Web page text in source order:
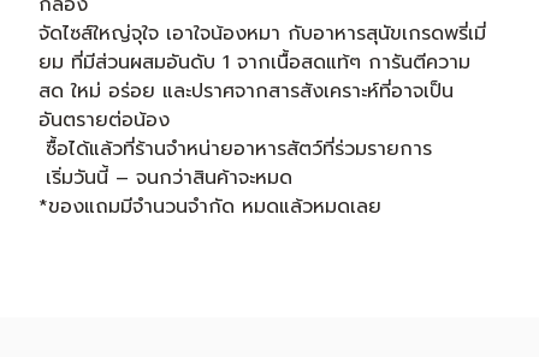
จัดไซส์ใหญ่จุใจ เอาใจน้องหมา กับอาหารสุนัขเกรดพรี่เมี่
ยม ที่มีส่วนผสมอันดับ 1 จากเนื้อสดแท้ๆ การันตีความ
สด ใหม่ อร่อย และปราศจากสารสังเคราะห์ที่อาจเป็น
อันตรายต่อน้อง
ซื้อได้แล้วที่ร้านจำหน่ายอาหารสัตว์ที่ร่วมรายการ
เริ่มวันนี้ – จนกว่าสินค้าจะหมด
*ของแถมมีจำนวนจำกัด หมดแล้วหมดเลย